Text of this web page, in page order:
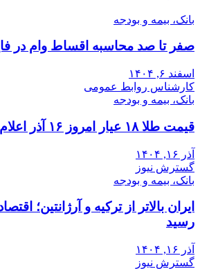
بانک، بیمه و بودجه
صفر تا صد محاسبه اقساط وام در
اسفند ۶, ۱۴۰۴
کارشناس روابط عمومی
بانک، بیمه و بودجه
قیمت طلا ۱۸ عیار امروز ۱۶ آذر اعلام شد + جدول
آذر ۱۶, ۱۴۰۴
گسترش نیوز
بانک، بیمه و بودجه
ایران بالاتر از ترکیه و آرژانتین؛
رسید
آذر ۱۶, ۱۴۰۴
گسترش نیوز